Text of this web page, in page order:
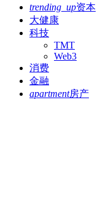
trending_up资本
大健康
科技
TMT
Web3
消费
金融
apartment房产